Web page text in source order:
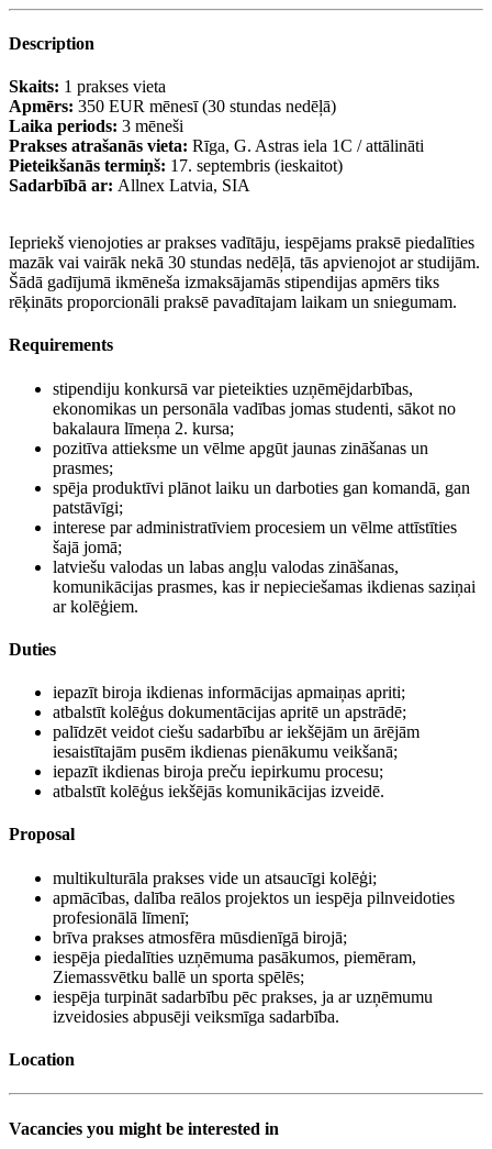
Description
Skaits: 1 prakses vieta
Apmērs: 350 EUR mēnesī (30 stundas nedēļā)
Laika periods: 3 mēneši
Prakses atrašanās vieta: Rīga, G. Astras iela 1C / attālināti
Pieteikšanās termiņš: 17. septembris (ieskaitot)
Sadarbībā ar: Allnex Latvia, SIA
Iepriekš vienojoties ar prakses vadītāju, iespējams praksē piedalīties
mazāk vai vairāk nekā 30 stundas nedēļā, tās apvienojot ar studijām.
Šādā gadījumā ikmēneša izmaksājamās stipendijas apmērs tiks
rēķināts proporcionāli praksē pavadītajam laikam un sniegumam.
Requirements
stipendiju konkursā var pieteikties uzņēmējdarbības,
ekonomikas un personāla vadības jomas studenti, sākot no
bakalaura līmeņa 2. kursa;
pozitīva attieksme un vēlme apgūt jaunas zināšanas un
prasmes;
spēja produktīvi plānot laiku un darboties gan komandā, gan
patstāvīgi;
interese par administratīviem procesiem un vēlme attīstīties
šajā jomā;
latviešu valodas un labas angļu valodas zināšanas,
komunikācijas prasmes, kas ir nepieciešamas ikdienas saziņai
ar kolēģiem.
Duties
iepazīt biroja ikdienas informācijas apmaiņas apriti;
atbalstīt kolēģus dokumentācijas apritē un apstrādē;
palīdzēt veidot ciešu sadarbību ar iekšējām un ārējām
iesaistītajām pusēm ikdienas pienākumu veikšanā;
iepazīt ikdienas biroja preču iepirkumu procesu;
atbalstīt kolēģus iekšējās komunikācijas izveidē.
Proposal
multikulturāla prakses vide un atsaucīgi kolēģi;
apmācības, dalība reālos projektos un iespēja pilnveidoties
profesionālā līmenī;
brīva prakses atmosfēra mūsdienīgā birojā;
iespēja piedalīties uzņēmuma pasākumos, piemēram,
Ziemassvētku ballē un sporta spēlēs;
iespēja turpināt sadarbību pēc prakses, ja ar uzņēmumu
izveidosies abpusēji veiksmīga sadarbība.
Location
Vacancies you might be interested in